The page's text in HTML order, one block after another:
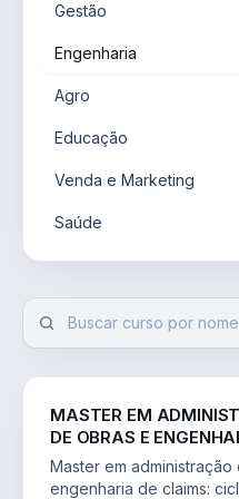
Gestão
Engenharia
Agro
Educação
Venda e Marketing
Saúde
MASTER EM
DE OBRAS E
Master em
engenharia de claims: